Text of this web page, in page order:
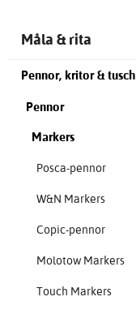
Måla & rita
Pennor, kritor & tusch
Pennor
Markers
Posca-pennor
W&N Markers
Copic-pennor
Molotow Markers
Touch Markers